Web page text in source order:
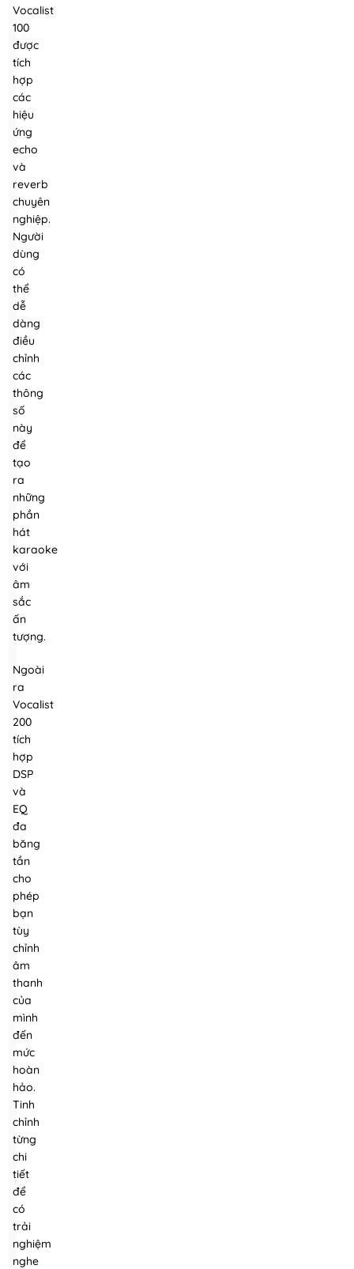
Vocalist
100
được
tích
hợp
các
hiệu
ứng
echo
và
reverb
chuyên
nghiệp.
Người
dùng
có
thể
dễ
dàng
điều
chỉnh
các
thông
số
này
để
tạo
ra
những
phần
hát
karaoke
với
âm
sắc
ấn
tượng.
Ngoài
ra
Vocalist
200
tích
hợp
DSP
và
EQ
đa
băng
tần
cho
phép
bạn
tùy
chỉnh
âm
thanh
của
mình
đến
mức
hoàn
hảo.
Tinh
chỉnh
từng
chi
tiết
để
có
trải
nghiệm
nghe